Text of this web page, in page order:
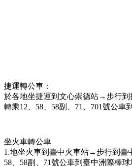
捷運轉公車：
於各地坐捷運到文心崇德站→步行到
轉乘12、58、58副、71、701號公車
坐火車轉公車
1.地坐火車到臺中火車站→步行到臺
58、58副、71號公車到臺中洲際棒球